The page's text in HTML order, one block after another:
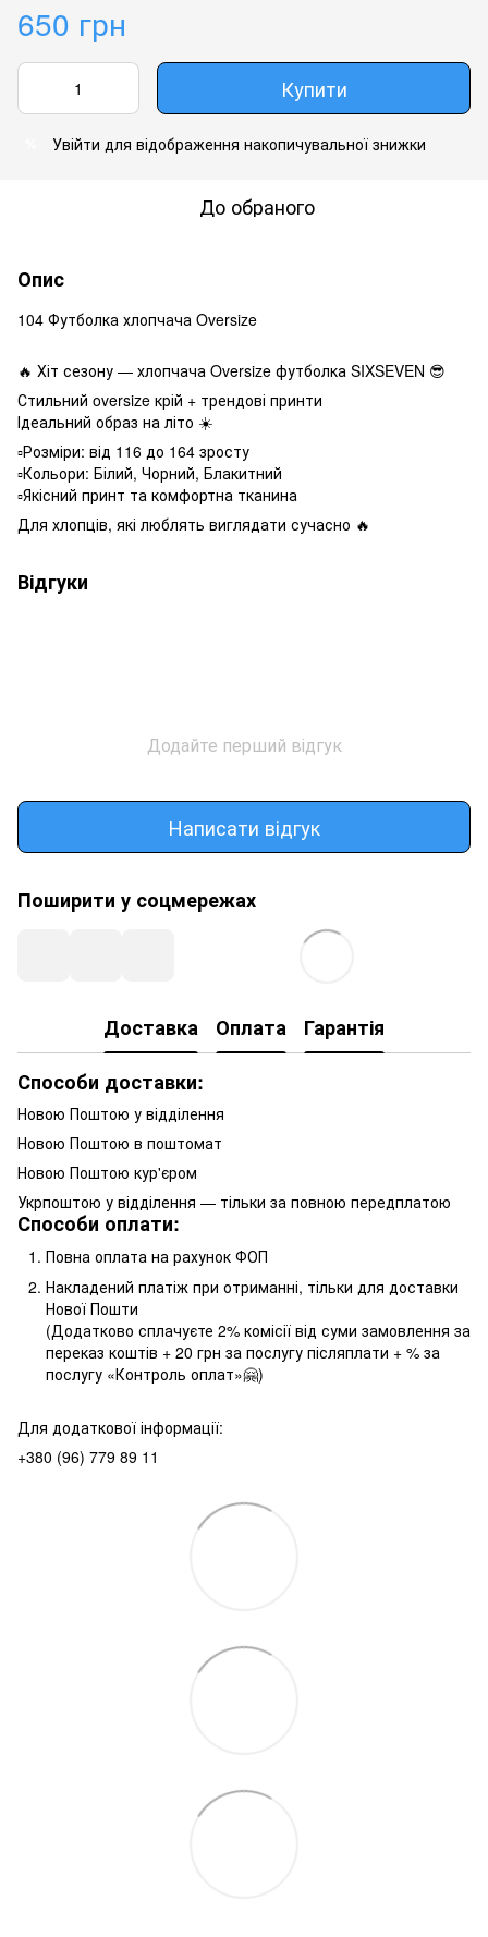
650 грн
Купити
Увійти для відображення накопичувальної знижки
До обраного
Опис
104 Футболка хлопчача Oversize
🔥 Хіт сезону — хлопчача Oversize футболка SIXSEVEN 😎
Стильний oversize крій + трендові принти
Ідеальний образ на літо ☀️
▫️Розміри: від 116 до 164 зросту
▫️Кольори: Білий, Чорний, Блакитний
▫️Якісний принт та комфортна тканина
Для хлопців, які люблять виглядати сучасно 🔥
Відгуки
Додайте перший відгук
Написати відгук
Поширити у соцмережах
Доставка Оплата
Гарантія
Способи доставки:
Новою Поштою у відділення
Новою Поштою в поштомат
Новою Поштою кур'єром
Укрпоштою у відділення — тільки за повною передплатою
Способи оплати:
Повна оплата на рахунок ФОП
Накладений платіж при отриманні, тільки для доставки
Нової Пошти
(Додатково сплачуєте 2% комісії від суми замовлення за
переказ коштів + 20 грн за послугу післяплати + % за
послугу «Контроль оплат»🤗)
Для додаткової інформації:
+380 (96) 779 89 11